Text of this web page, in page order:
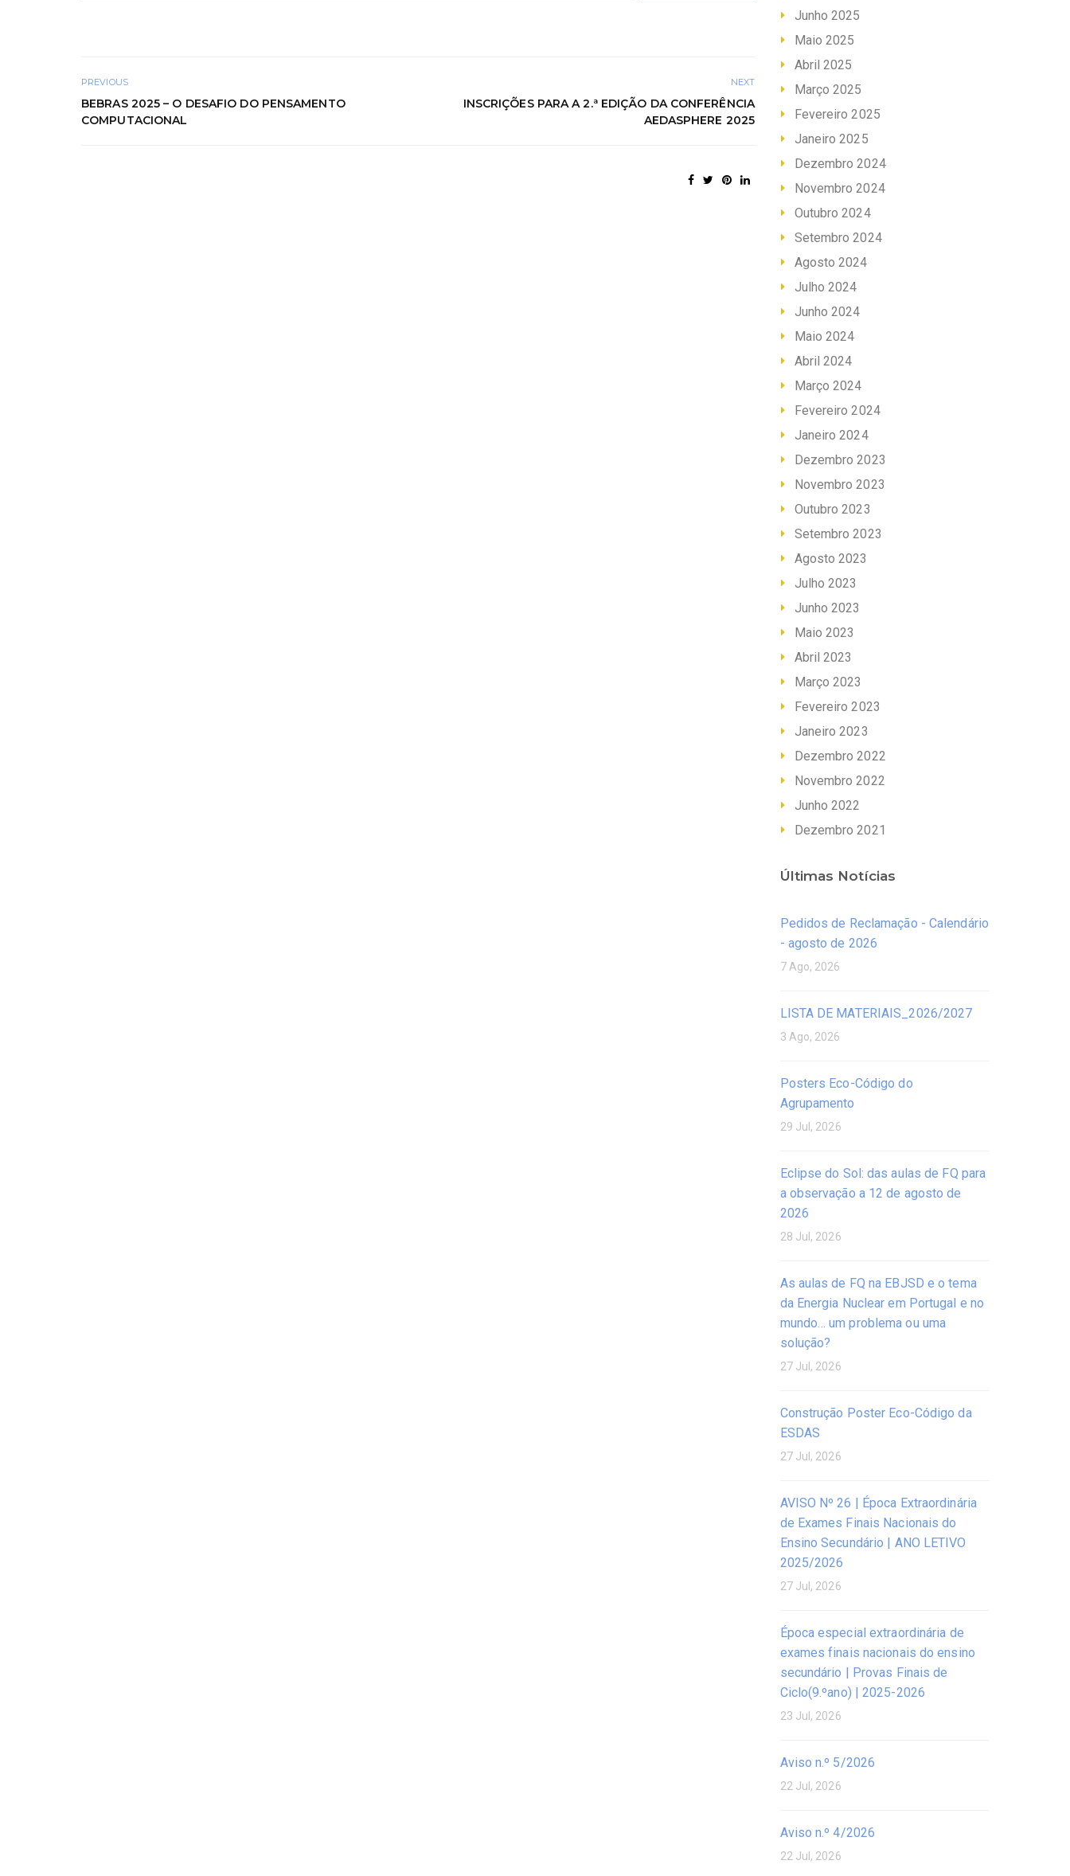
PREVIOUS
BEBRAS 2025 – O DESAFIO DO PENSAMENTO
COMPUTACIONAL
NEXT
INSCRIÇÕES PARA A 2.ª EDIÇÃO DA CONFERÊNCIA
AEDASPHERE 2025
Junho 2025
Maio 2025
Abril 2025
Março 2025
Fevereiro 2025
Janeiro 2025
Dezembro 2024
Novembro 2024
Outubro 2024
Setembro 2024
Agosto 2024
Julho 2024
Junho 2024
Maio 2024
Abril 2024
Março 2024
Fevereiro 2024
Janeiro 2024
Dezembro 2023
Novembro 2023
Outubro 2023
Setembro 2023
Agosto 2023
Julho 2023
Junho 2023
Maio 2023
Abril 2023
Março 2023
Fevereiro 2023
Janeiro 2023
Dezembro 2022
Novembro 2022
Junho 2022
Dezembro 2021
Últimas Notícias
Pedidos de Reclamação - Calendário
- agosto de 2026
7 Ago, 2026
LISTA DE MATERIAIS_2026/2027
3 Ago, 2026
Posters Eco-Código do
Agrupamento
29 Jul, 2026
Eclipse do Sol: das aulas de FQ para
a observação a 12 de agosto de
2026
28 Jul, 2026
As aulas de FQ na EBJSD e o tema
da Energia Nuclear em Portugal e no
mundo… um problema ou uma
solução?
27 Jul, 2026
Construção Poster Eco-Código da
ESDAS
27 Jul, 2026
AVISO Nº 26 | Época Extraordinária
de Exames Finais Nacionais do
Ensino Secundário | ANO LETIVO
2025/2026
27 Jul, 2026
Época especial extraordinária de
exames finais nacionais do ensino
secundário | Provas Finais de
Ciclo(9.ºano) | 2025-2026
23 Jul, 2026
Aviso n.º 5/2026
22 Jul, 2026
Aviso n.º 4/2026
22 Jul, 2026